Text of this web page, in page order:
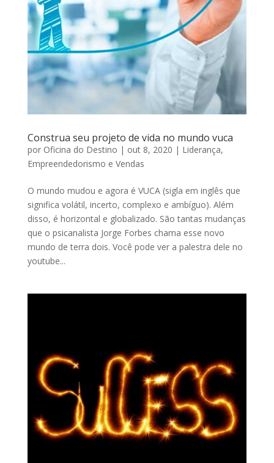
Construa seu projeto de vida no mundo vuca
por Oficina do Destino | out 8, 2020 | Liderança,
Empreendedorismo e Vendas
O mundo mudou e agora é VUCA (sigla em inglês que
significa volátil, incerto, complexo e ambíguo). Além
disso, é horizontal e globalizado. São tantas mudanças
que o psicanalista Jorge Forbes chama esse novo
mundo de terra dois. Você pode ver a palestra dele no
youtube...